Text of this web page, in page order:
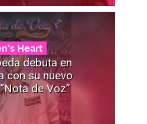
Heart
debuta en
con su nuevo
de Voz”